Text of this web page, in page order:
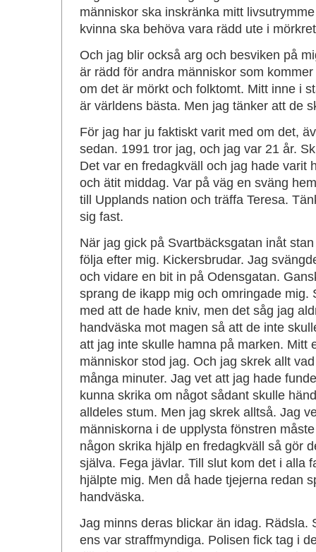
människor ska inskränka mitt
kvinna ska behöva vara rädd ute i
Och jag blir också arg och besviken på
är rädd för andra människor som
om det är mörkt och folktomt. Mitt inne i
är världens bästa. Men jag tänker att de
För jag har ju faktiskt varit med om det,
sedan. 1991 tror jag, och jag var 21 år.
Det var en fredagkväll och jag hade varit
och ätit middag. Var på väg en sväng
till Upplands nation och träffa Teresa.
sig fast.
När jag gick på Svartbäcksgatan inåt
följa efter mig. Kickersbrudar. Jag
och vidare en bit in på Odensgatan.
sprang de ikapp mig och omringade mig.
med att de hade kniv, men det såg jag
handväska mot magen så att de inte
att jag inte skulle hamna på marken. Mitt
människor stod jag. Och jag skrek allt
många minuter. Jag vet att jag hade
kunna skrika om något sådant skulle
alldeles stum. Men jag skrek alltså. Jag
människorna i de upplysta fönstren
någon skrika hjälp en fredagkväll så gör
själva. Fega jävlar. Till slut kom det i alla
hjälpte mig. Men då hade tjejerna redan
handväska.
Jag minns deras blickar än idag. Rädsla.
ens var straffmyndiga. Polisen fick tag i